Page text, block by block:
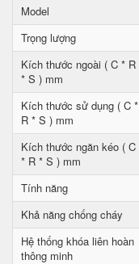
Model
Trọng lượng
Kích thước ngoài ( C * R
* S ) mm
Kích thước sử dụng ( C *
R * S ) mm
Kích thước ngăn kéo ( C
* R * S ) mm
Tính năng
Khả năng chống cháy
Hệ thống khóa liên hoàn
thông minh